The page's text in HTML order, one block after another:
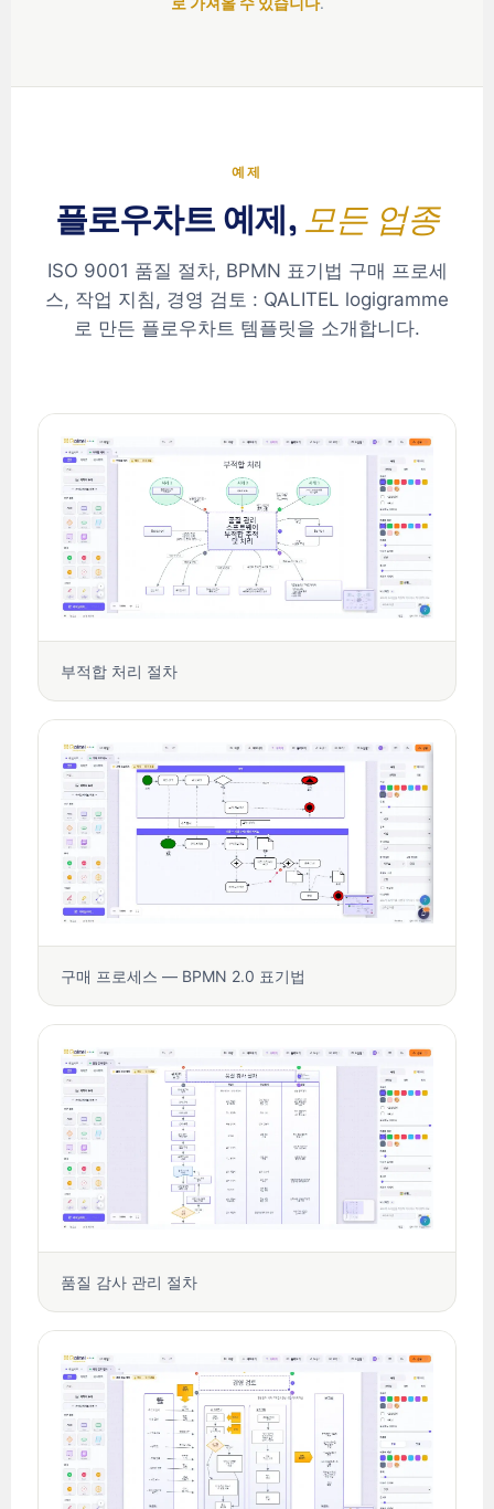
예제
플로우차트 예제, 모든 업종
ISO 9001 품질 절차, BPMN 표기법 구매 프로세
스, 작업 지침, 경영 검토 : QALITEL logigramme
로 만든 플로우차트 템플릿을 소개합니다.
부적합 처리 절차
구매 프로세스 — BPMN 2.0 표기법
품질 감사 관리 절차